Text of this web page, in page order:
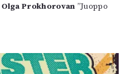
Olga Prokhorovan ”Juoppo